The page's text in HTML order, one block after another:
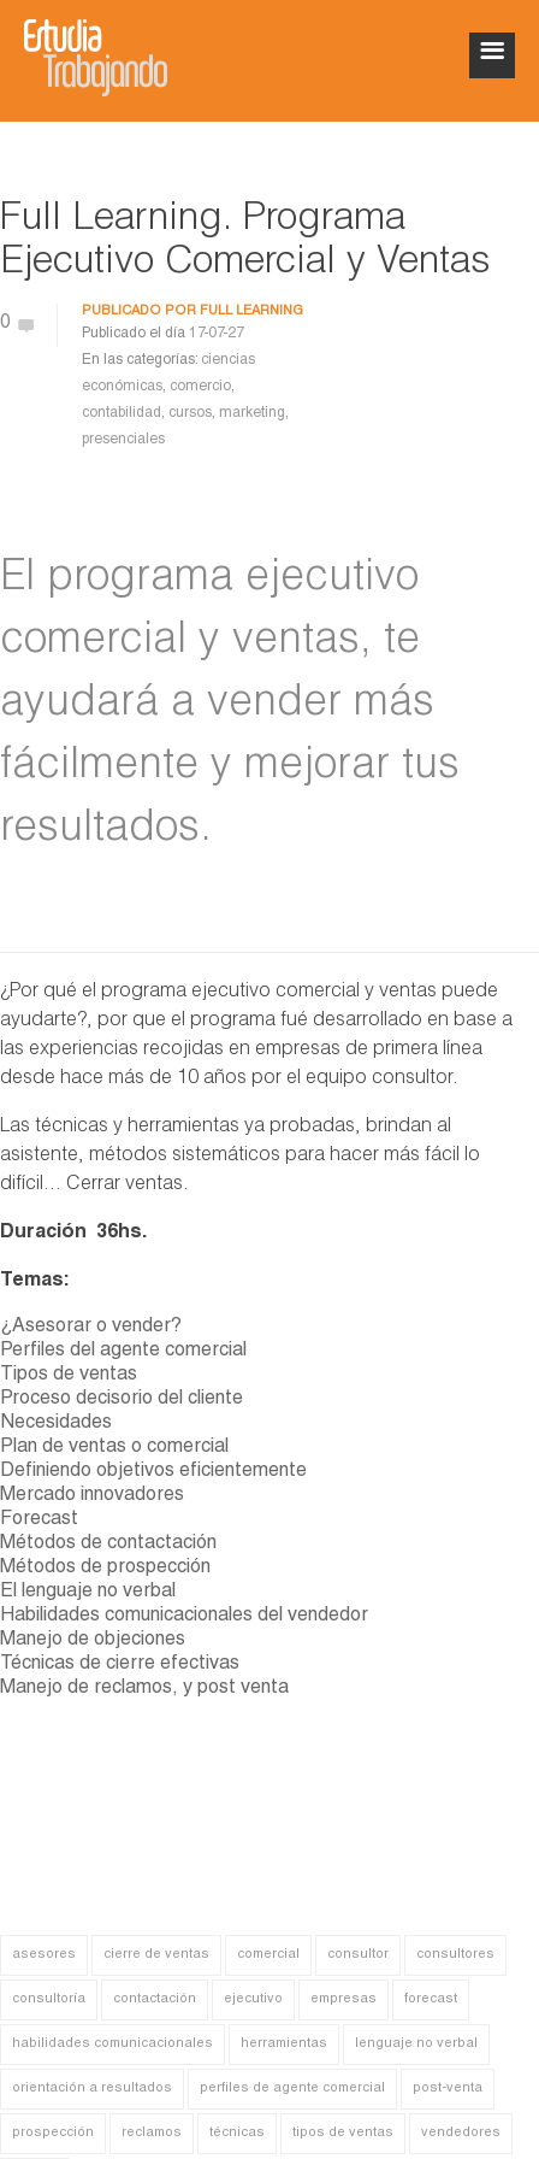
Full Learning. Programa
Ejecutivo Comercial y Ventas
0
PUBLICADO POR FULL LEARNING
Publicado el día 17-07-27
En las categorías: ciencias
económicas, comercio,
contabilidad , cursos, marketing,
presenciales
El programa ejecutivo
comercial y ventas, te
ayudará a vender más
fácilmente y mejorar tus
resultados.
¿Por qué el programa ejecutivo comercial y ventas puede
ayudarte?, por que el programa fué desarrollado en base a
las experiencias recojidas en empresas de primera línea
desde hace más de 10 años por el equipo consultor.
Las técnicas y herramientas ya probadas, brindan al
asistente, métodos sistemáticos para hacer más fácil lo
difícil… Cerrar ventas.
Duración 36hs.
Temas:
¿Asesorar o vender?
Perfiles del agente comercial
Tipos de ventas
Proceso decisorio del cliente
Necesidades
Plan de ventas o comercial
Definiendo objetivos eficientemente
Mercado innovadores
Forecast
Métodos de contactación
Métodos de prospección
El lenguaje no verbal
Habilidades comunicacionales del vendedor
Manejo de objeciones
Técnicas de cierre efectivas
Manejo de reclamos, y post venta
asesores cierre de ventas comercial consultor consultores
consultoría contactación ejecutivo empresas forecast
habilidades comunicacionales herramientas lenguaje no verbal
orientación a resultados perfiles de agente comercial post-venta
prospección reclamos técnicas tipos de ventas vendedores